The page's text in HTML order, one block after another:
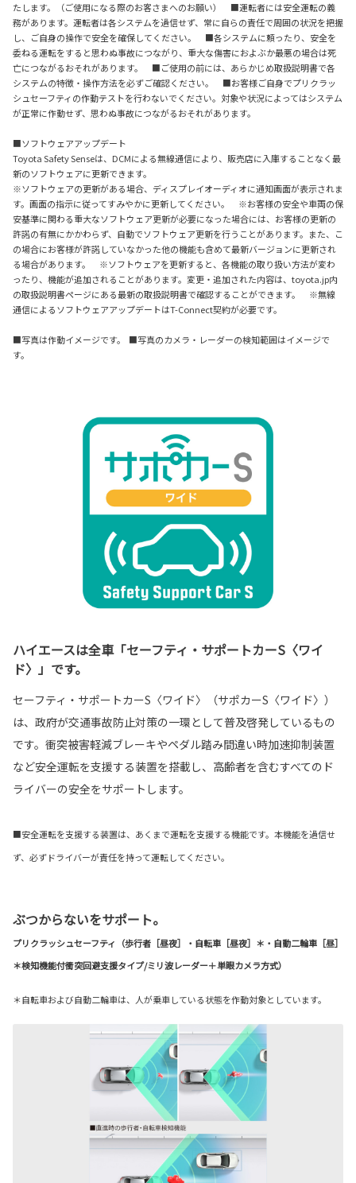
たします。（ご使用になる際のお客さまへのお願い） ■運転者には安全運転の義
務があります。運転者は各システムを過信せず、常に自らの責任で周囲の状況を把握
し、ご自身の操作で安全を確保してください。 ■各システムに頼ったり、安全を
委ねる運転をすると思わぬ事故につながり、重大な傷害におよぶか最悪の場合は死
亡につながるおそれがあります。 ■ご使用の前には、あらかじめ取扱説明書で各
システムの特徴・操作方法を必ずご確認ください。 ■お客様ご自身でプリクラッ
シュセーフティの作動テストを行わないでください。対象や状況によってはシステム
が正常に作動せず、思わぬ事故につながるおそれがあります。
■ソフトウェアアップデート
Toyota Safety Senseは、DCMによる無線通信により、販売店に入庫することなく最
新のソフトウェアに更新できます。
※ソフトウェアの更新がある場合、ディスプレイオーディオに通知画面が表示されま
す。画面の指示に従ってすみやかに更新してください。 ※お客様の安全や車両の保
安基準に関わる重大なソフトウェア更新が必要になった場合には、お客様の更新の
許諾の有無にかかわらず、自動でソフトウェア更新を行うことがあります。また、こ
の場合にお客様が許諾していなかった他の機能も含めて最新バージョンに更新され
る場合があります。 ※ソフトウェアを更新すると、各機能の取り扱い方法が変わ
ったり、機能が追加されることがあります。変更・追加された内容は、toyota.jp内
の取扱説明書ページにある最新の取扱説明書で確認することができます。 ※無線
通信によるソフトウェアアップデートはT-Connect契約が必要です。
■写真は作動イメージです。 ■写真のカメラ・レーダーの検知範囲はイメージで
す。
ハイエースは全車「セーフティ・サポートカーS〈ワイ
ド〉」です。
セーフティ・サポートカーS〈ワイド〉（サポカーS〈ワイド〉）
は、政府が交通事故防止対策の一環として普及啓発しているもの
です。衝突被害軽減ブレーキやペダル踏み間違い時加速抑制装置
など安全運転を支援する装置を搭載し、高齢者を含むすべてのド
ライバーの安全をサポートします。
■安全運転を支援する装置は、あくまで運転を支援する機能です。本機能を過信せ
ず、必ずドライバーが責任を持って運転してください。
ぶつからないをサポート。
プリクラッシュセーフティ（歩行者［昼夜］・自転車［昼夜］＊・自動二輪車［昼］
＊検知機能付衝突回避支援タイプ/ミリ波レーダー＋単眼カメラ方式）
＊自転車および自動二輪車は、人が乗車している状態を作動対象としています。